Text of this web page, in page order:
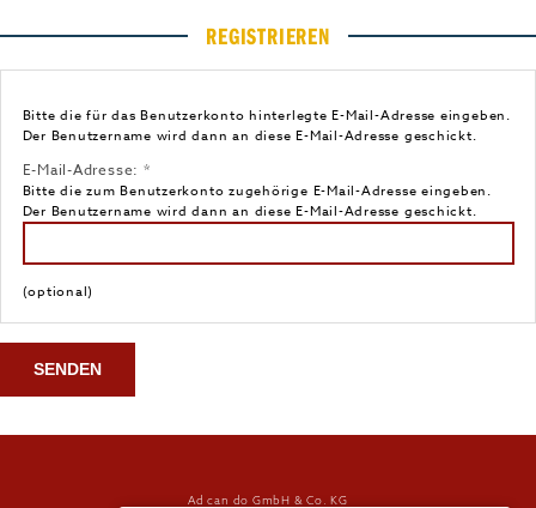
REGISTRIEREN
Bitte die für das Benutzerkonto hinterlegte E-Mail-Adresse eingeben.
Der Benutzername wird dann an diese E-Mail-Adresse geschickt.
E-Mail-Adresse: *
Bitte die zum Benutzerkonto zugehörige E-Mail-Adresse eingeben.
Der Benutzername wird dann an diese E-Mail-Adresse geschickt.
(optional)
SENDEN
Ad can do GmbH & Co. KG